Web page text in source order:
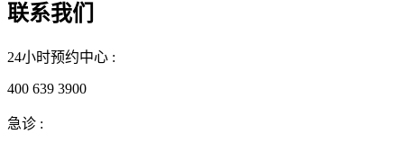
联系我们
24小时预约中心 :
400 639 3900
急诊 :